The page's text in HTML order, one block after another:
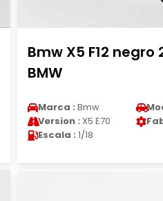
Bmw X5 F12 negro
BMW
Marca : Bmw
Version : X5 E70
Escala : 1/18